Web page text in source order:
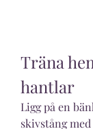
Träna
hantlar
Ligg på en
skivstång